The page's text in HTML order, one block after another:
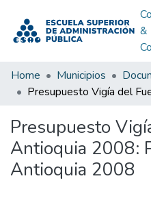
&
Home Municipios
Presupuesto
Antioquia 2008:
Antioquia 2008